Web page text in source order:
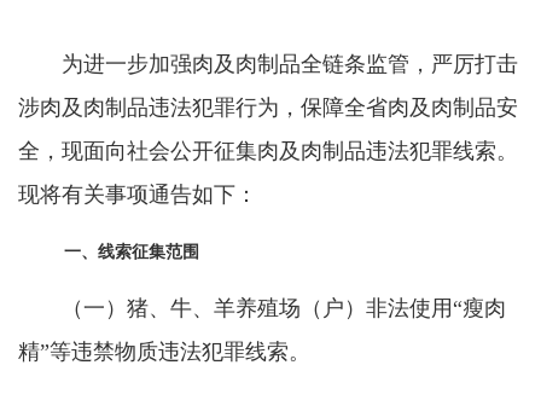
为进一步加强肉及肉制品全链条监管，严厉打击
涉肉及肉制品违法犯罪行为，保障全省肉及肉制品安
全，现面向社会公开征集肉及肉制品违法犯罪线索。
现将有关事项通告如下：
一、线索征集范围
（一）猪、牛、羊养殖场（户）非法使用“瘦肉
精”等违禁物质违法犯罪线索。